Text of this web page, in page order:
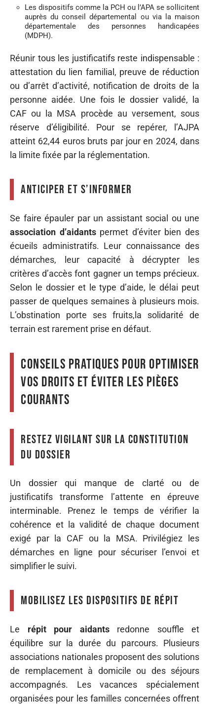
Les dispositifs comme la PCH ou l’APA se sollicitent
auprès du conseil départemental ou via la maison
départementale des personnes handicapées
(MDPH).
Réunir tous les justificatifs reste indispensable :
attestation du lien familial, preuve de réduction
ou d’arrêt d’activité, notification de droits de la
personne aidée. Une fois le dossier validé, la
CAF ou la MSA procède au versement, sous
réserve d’éligibilité. Pour se repérer, l’AJPA
atteint 62,44 euros bruts par jour en 2024, dans
la limite fixée par la réglementation.
Anticiper et s’informer
Se faire épauler par un assistant social ou une
association d’aidantspermet d’éviter bien des
écueils administratifs. Leur connaissance des
démarches, leur capacité à décrypter les
critères d’accès font gagner un temps précieux.
Selon le dossier et le type d’aide, le délai peut
passer de quelques semaines à plusieurs mois.
L’obstination porte ses fruits,la solidarité de
terrain est rarement prise en défaut.
Conseils pratiques pour optimiser
vos droits et éviter les pièges
courants
Restez vigilant sur la constitution
du dossier
Un dossier qui manque de clarté ou de
justificatifs transforme l’attente en épreuve
interminable. Prenez le temps de vérifier la
cohérence et la validité de chaque document
exigé par la CAF ou la MSA. Privilégiez les
démarches en ligne pour sécuriser l’envoi et
simplifier le suivi.
Mobilisez les dispositifs de répit
Le répit pour aidantsredonne souffle et
équilibre sur la durée du parcours. Plusieurs
associations nationales proposent des solutions
de remplacement à domicile ou des séjours
accompagnés. Les vacances spécialement
organisées pour les familles concernées offrent